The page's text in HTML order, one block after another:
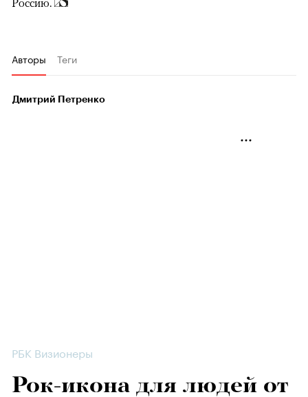
Россию.
Авторы Теги
Дмитрий Петренко
РБК Визионеры
Рок-икона для людей от